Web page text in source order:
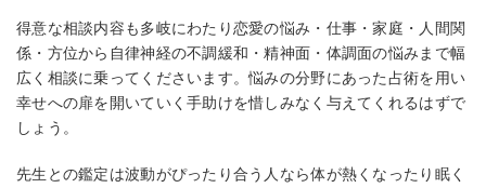
得意な相談内容も多岐にわたり恋愛の悩み・仕事・家庭・人間関
係・方位から自律神経の不調緩和・精神面・体調面の悩みまで幅
広く相談に乗ってくださいます。悩みの分野にあった占術を用い
幸せへの扉を開いていく手助けを惜しみなく与えてくれるはずで
しょう。
先生との鑑定は波動がぴったり合う人なら体が熱くなったり眠く